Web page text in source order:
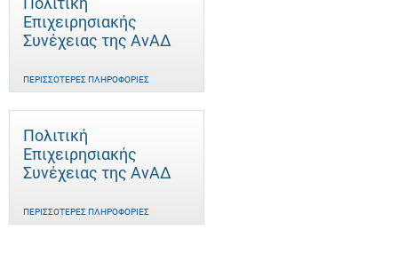
Επιχειρησιακής
Συνέχειας της ΑνΑΔ
ΠΕΡΙΣΣΌΤΕΡΕΣ ΠΛΗΡΟΦΟΡΊΕΣ
Πολιτική
Επιχειρησιακής
Συνέχειας της ΑνΑΔ
ΠΕΡΙΣΣΌΤΕΡΕΣ ΠΛΗΡΟΦΟΡΊΕΣ